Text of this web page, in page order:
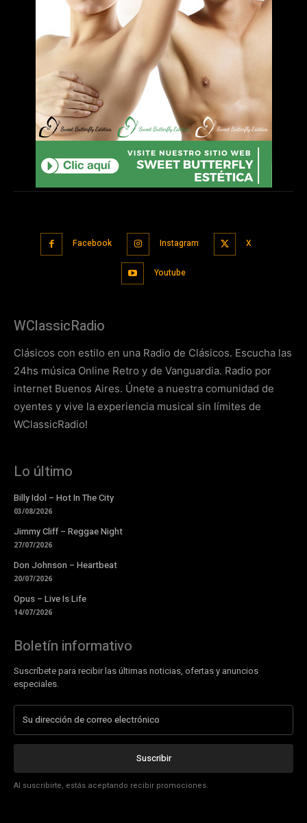
Facebook Instagram X
Youtube
WClassicRadio
Clásicos con estilo en una Radio de Clásicos. Escucha las
24hs música Online Retro y de Vanguardia. Radio por
internet Buenos Aires. Únete a nuestra comunidad de
oyentes y vive la experiencia musical sin límites de
WClassicRadio!
Lo último
Billy Idol – Hot In The City
03/08/2026
Jimmy Cliff – Reggae Night
27/07/2026
Don Johnson – Heartbeat
20/07/2026
Opus – Live Is Life
14/07/2026
Boletín informativo
Suscríbete para recibir las últimas noticias, ofertas y anuncios
especiales.
Suscribir
Al suscribirte, estás aceptando recibir promociones.